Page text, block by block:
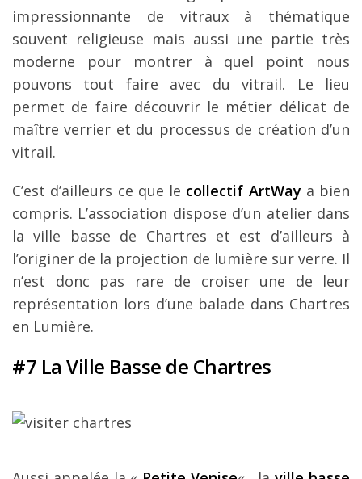
impressionnante de vitraux à thématique
souvent religieuse mais aussi une partie très
moderne pour montrer à quel point nous
pouvons tout faire avec du vitrail. Le lieu
permet de faire découvrir le métier délicat de
maître verrier et du processus de création d’un
vitrail.
C’est d’ailleurs ce que le collectif ArtWay a bien
compris. L’association dispose d’un atelier dans
la ville basse de Chartres et est d’ailleurs à
l’originer de la projection de lumière sur verre. Il
n’est donc pas rare de croiser une de leur
représentation lors d’une balade dans Chartres
en Lumière.
#7 La Ville Basse de Chartres